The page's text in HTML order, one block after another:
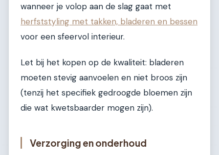
wanneer je volop aan de slag gaat met
herfststyling met takken, bladeren en bessen
voor een sfeervol interieur.
Let bij het kopen op de kwaliteit: bladeren
moeten stevig aanvoelen en niet broos zijn
(tenzij het specifiek gedroogde bloemen zijn
die wat kwetsbaarder mogen zijn).
Verzorging en onderhoud